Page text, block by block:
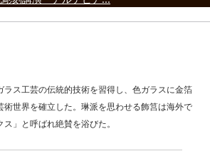
の美術散歩 京都・大...
ラス工芸の伝統的技術を習得し、色ガラスに金箔
術世界を確立した。琳派を思わせる飾筥は海外で
ス」と呼ばれ絶賛を浴びた。